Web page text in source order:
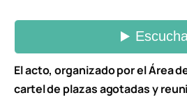
El acto, organizado por el Área
cartel de plazas agotadas y